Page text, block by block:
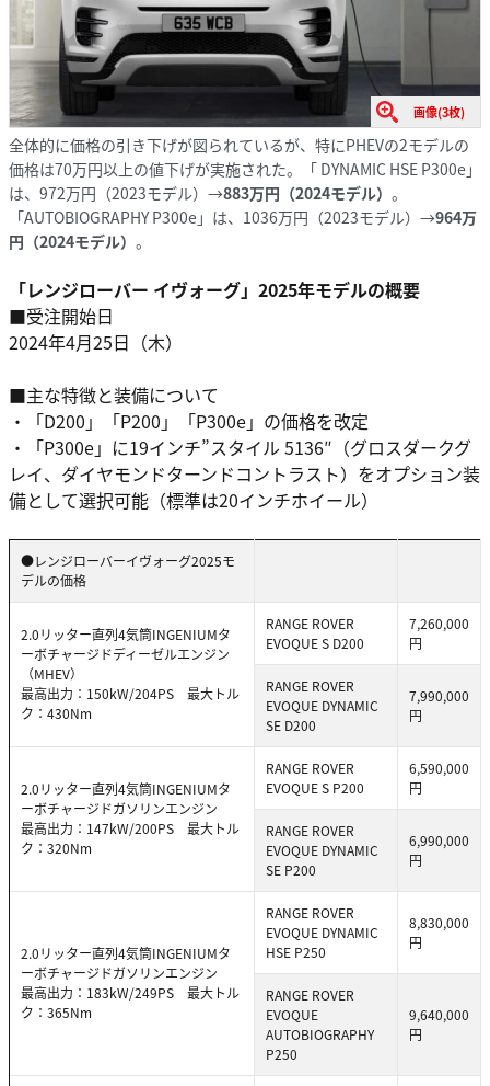
画像(3枚)
全体的に価格の引き下げが図られているが、特にPHEVの2モデルの
価格は70万円以上の値下げが実施された。「 DYNAMIC HSE P300e」
は、972万円（2023モデル）→883万円（2024モデル） 。
「AUTOBIOGRAPHY P300e」は、1036万円（2023モデル）→964万
円（2024モデル） 。
「レンジローバー イヴォーグ」2025年モデルの概要
■受注開始日
2024年4月25日（木）
■主な特徴と装備について
・「D200」「P200」「P300e」の価格を改定
・「P300e」に19インチ”スタイル 5136″（グロスダークグ
レイ、ダイヤモンドターンドコントラスト）をオプション装
備として選択可能（標準は20インチホイール）
●レンジローバーイヴォーグ2025モ
デルの価格
2.0リッター直列4気筒INGENIUMタ
ーボチャージドディーゼルエンジン
（MHEV）
最高出力：150kW/204PS 最大トル
ク：430Nm
RANGE ROVER
EVOQUE S D200
7,260,000
円
RANGE ROVER
EVOQUE DYNAMIC
SE D200
7,990,000
円
2.0リッター直列4気筒INGENIUMタ
ーボチャージドガソリンエンジン
最高出力：147kW/200PS 最大トル
ク：320Nm
RANGE ROVER
EVOQUE S P200
6,590,000
円
RANGE ROVER
EVOQUE DYNAMIC
SE P200
6,990,000
円
2.0リッター直列4気筒INGENIUMタ
ーボチャージドガソリンエンジン
最高出力：183kW/249PS 最大トル
ク：365Nm
RANGE ROVER
EVOQUE DYNAMIC
HSE P250
8,830,000
円
RANGE ROVER
EVOQUE
AUTOBIOGRAPHY
P250
9,640,000
円